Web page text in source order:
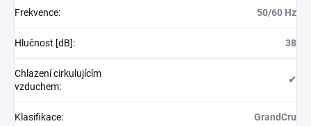
Frekvence: 50/60 Hz
Hlučnost [dB]: 38
Chlazení cirkulujícím
vzduchem:
✔
Klasifikace: GrandCru